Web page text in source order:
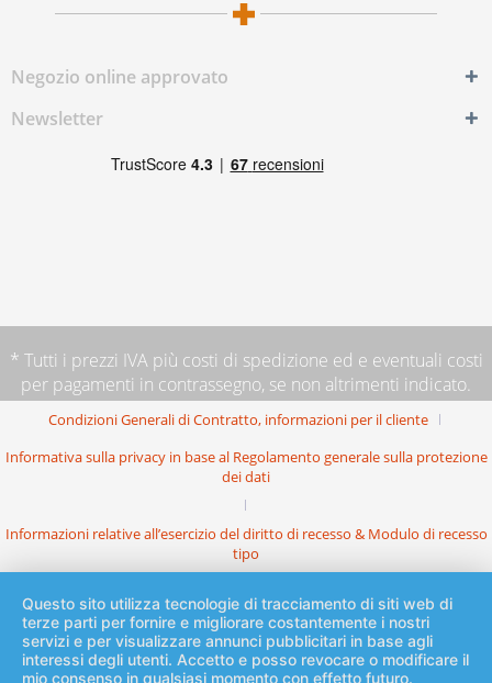
Negozio online approvato
Newsletter
* Tutti i prezzi IVA più costi di spedizione ed e eventuali costi
per pagamenti in contrassegno, se non altrimenti indicato.
Condizioni Generali di Contratto, informazioni per il cliente
Informativa sulla privacy in base al Regolamento generale sulla protezione
dei dati
Informazioni relative all’esercizio del diritto di recesso & Modulo di recesso
tipo
Questo sito utilizza tecnologie di tracciamento di siti web di
terze parti per fornire e migliorare costantemente i nostri
servizi e per visualizzare annunci pubblicitari in base agli
interessi degli utenti. Accetto e posso revocare o modificare il
mio consenso in qualsiasi momento con effetto futuro.